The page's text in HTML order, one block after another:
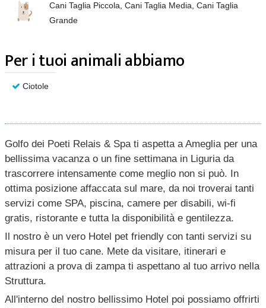
Cani Taglia Piccola, Cani Taglia Media, Cani Taglia
Grande
Per i tuoi animali abbiamo
Ciotole
Golfo dei Poeti Relais & Spa ti aspetta a Ameglia per una
bellissima vacanza o un fine settimana in Liguria da
trascorrere intensamente come meglio non si può. In
ottima posizione affaccata sul mare, da noi troverai tanti
servizi come SPA, piscina, camere per disabili, wi-fi
gratis, ristorante e tutta la disponibilità e gentilezza.
Il nostro è un vero Hotel pet friendly con tanti servizi su
misura per il tuo cane. Mete da visitare, itinerari e
attrazioni a prova di zampa ti aspettano al tuo arrivo nella
Struttura.
All'interno del nostro bellissimo Hotel poi possiamo offrirti